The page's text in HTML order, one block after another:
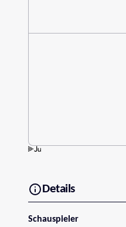
Details
Schauspieler